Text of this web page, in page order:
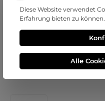
Diese Website verwendet
Erfahrung bieten zu können.
Alle